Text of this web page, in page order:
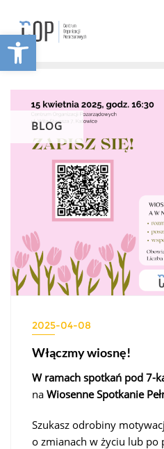
Otwórz pasek
BLOG
2025-04-08
Włączmy wiosnę!
W ramach spotkań pod 7-
na Wiosenne Spotkanie
Szukasz odrobiny
o zmianach w życiu lub po